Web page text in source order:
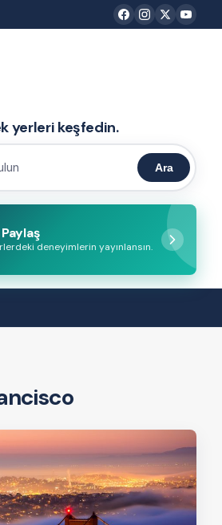
yerleri keşfedin.
Ara
deneyimlerin yayınlansın.